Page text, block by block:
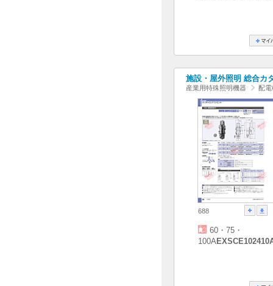
施設・屋外照明 総合カ
産業用特殊照明機器 配電
688
60・75・
100A